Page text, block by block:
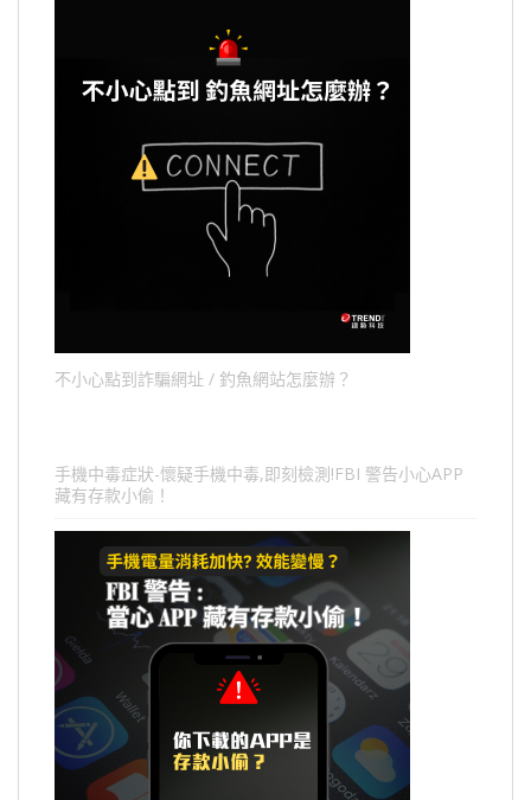
不小心點到詐騙網址 / 釣魚網站怎麼辦？
手機中毒症狀-懷疑手機中毒,即刻檢測!FBI 警告小心APP
藏有存款小偷！